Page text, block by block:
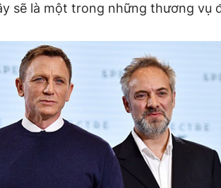
sẽ là một trong những thương vụ